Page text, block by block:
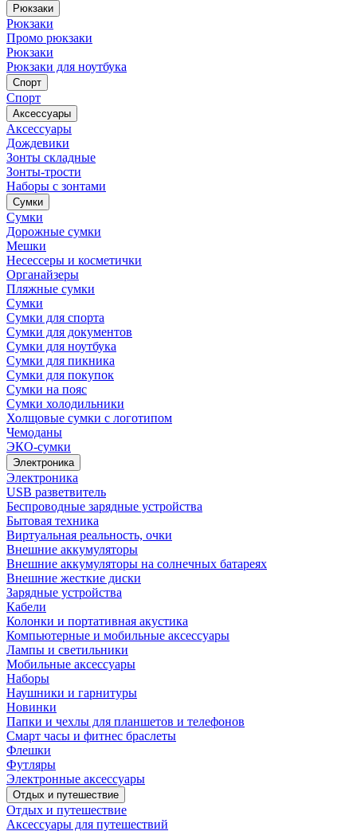
Рюкзаки
Рюкзаки
Промо рюкзаки
Рюкзаки
Рюкзаки для ноутбука
Спорт
Спорт
Аксессуары
Аксессуары
Дождевики
Зонты складные
Зонты-трости
Наборы с зонтами
Сумки
Сумки
Дорожные сумки
Мешки
Несессеры и косметички
Органайзеры
Пляжные сумки
Сумки
Сумки для спорта
Сумки для документов
Сумки для ноутбука
Сумки для пикника
Сумки для покупок
Сумки на пояс
Сумки холодильники
Холщовые сумки с логотипом
Чемоданы
ЭКО-сумки
Электроника
Электроника
USB разветвитель
Беспроводные зарядные устройства
Бытовая техника
Виртуальная реальность, очки
Внешние аккумуляторы
Внешние аккумуляторы на солнечных батареях
Внешние жесткие диски
Зарядные устройства
Кабели
Колонки и портативная акустика
Компьютерные и мобильные аксессуары
Лампы и светильники
Мобильные аксессуары
Наборы
Наушники и гарнитуры
Новинки
Папки и чехлы для планшетов и телефонов
Смарт часы и фитнес браслеты
Флешки
Футляры
Электронные аксессуары
Отдых и путешествие
Отдых и путешествие
Аксессуары для путешествий